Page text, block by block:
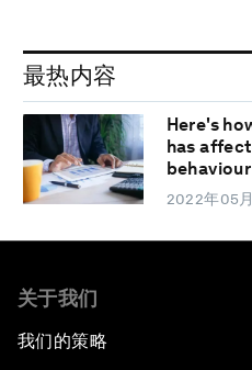
最热内容
Here's
has
behaviour
2022年05
关于我们
我们的策略